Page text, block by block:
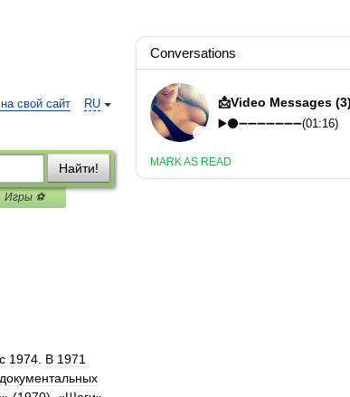
RU
свой сайт
Найти!
Игры ⚽
с 1974 В 1971
документальных